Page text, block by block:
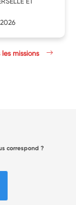
missions
correspond ?